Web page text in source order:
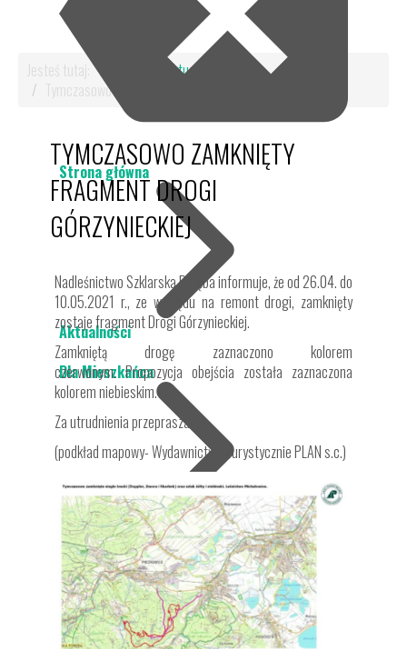
Strona główna
Aktualności
Dla Mieszkańca
Ochrona środowiska
Jesteś tutaj:
Aktualności
Tymczasowo zamknięty fragment drogi Górzynieckiej
TYMCZASOWO ZAMKNIĘTY
FRAGMENT DROGI
GÓRZYNIECKIEJ
Nadleśnictwo Szklarska Poręba informuje, że od 26.04. do
10.05.2021 r., ze względu na remont drogi, zamknięty
zostaje fragment Drogi Górzynieckiej.
Zamkniętą drogę zaznaczono kolorem
czerwonym. Propozycja obejścia została zaznaczona
kolorem niebieskim.
Za utrudnienia przepraszamy.
(podkład mapowy- Wydawnictwo Turystycznie PLAN s.c.)